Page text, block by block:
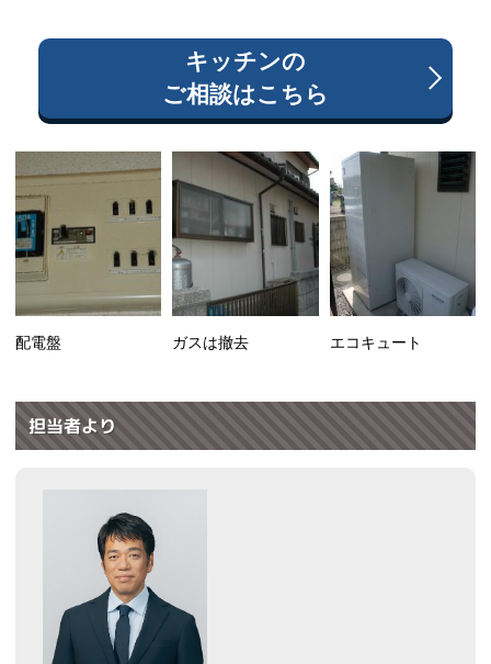
キッチンの
ご相談はこちら
配電盤 ガスは撤去 エコキュート
担当者より